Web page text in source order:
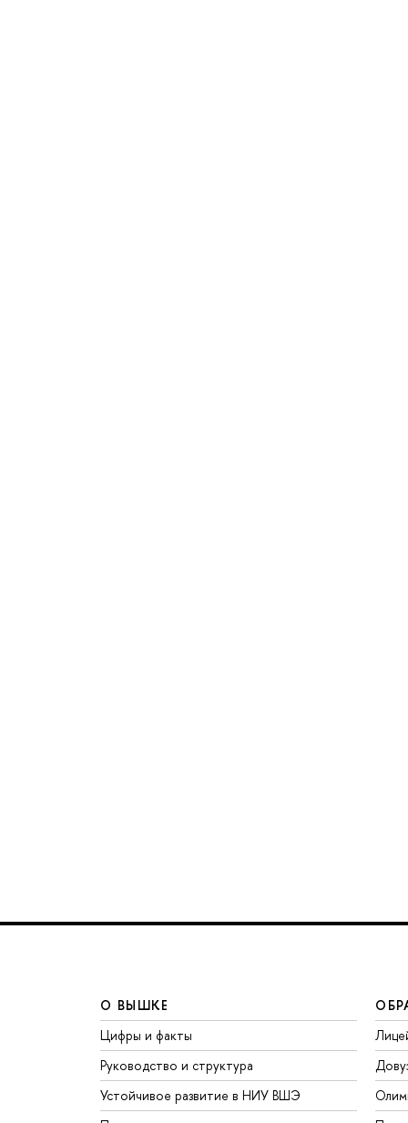
О ВЫШКЕ
Цифры и факты
Руководство и структура
Устойчивое развитие в НИУ ВШЭ